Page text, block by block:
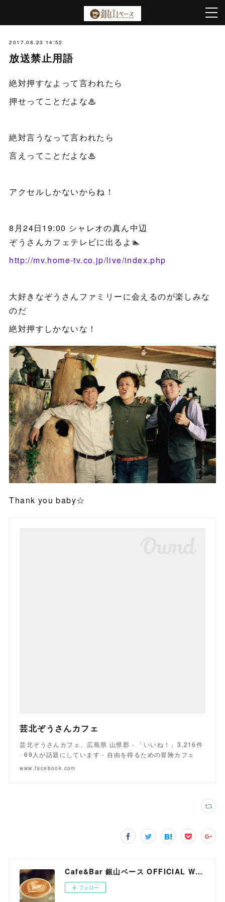
2017.08.23 14:52
放送禁止用語
絶対押すなよって言われたら
押せってことだよな♨︎
絶対言うなって言われたら
言えってことだよな♨︎
アクセルしかないからね！
8月24日19:00 シャレオの真ん中辺
ぞうさんカフェテレビに出るよ🏊
http://mv.home-tv.co.jp/live/index.php
大好きなぞうさんファミリーに会えるのが楽しみな
のだ
絶対押すしかないな！
Thank you baby☆
芸北ぞうさんカフェ
芸北ぞうさんカフェ、広島県 山県郡 - 「いいね！」3,216件
· 69人が話題にしています - 自由を得るための冒険カフェ
www.facebook.com
Cafe&Bar 銀山ベース OFFICIAL WEB SITE
フォロー